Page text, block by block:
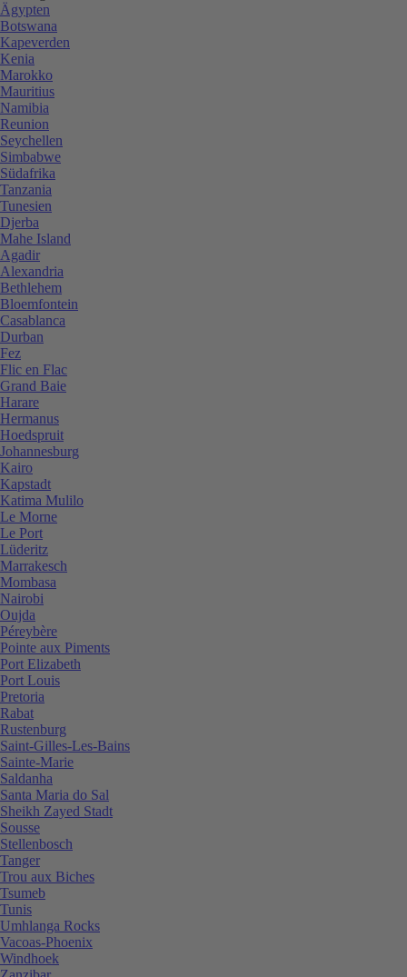
Ägypten
Botswana
Kapeverden
Kenia
Marokko
Mauritius
Namibia
Reunion
Seychellen
Simbabwe
Südafrika
Tanzania
Tunesien
Djerba
Mahe Island
Agadir
Alexandria
Bethlehem
Bloemfontein
Casablanca
Durban
Fez
Flic en Flac
Grand Baie
Harare
Hermanus
Hoedspruit
Johannesburg
Kairo
Kapstadt
Katima Mulilo
Le Morne
Le Port
Lüderitz
Marrakesch
Mombasa
Nairobi
Oujda
Péreybère
Pointe aux Piments
Port Elizabeth
Port Louis
Pretoria
Rabat
Rustenburg
Saint-Gilles-Les-Bains
Sainte-Marie
Saldanha
Santa Maria do Sal
Sheikh Zayed Stadt
Sousse
Stellenbosch
Tanger
Trou aux Biches
Tsumeb
Tunis
Umhlanga Rocks
Vacoas-Phoenix
Windhoek